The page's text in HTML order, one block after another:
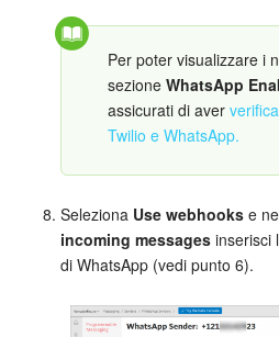
Per poter visualizzare i
sezione WhatsApp
assicurati di aver
Twilio e WhatsApp.
Seleziona Use webhooks e
incoming messages inserisci
di WhatsApp (vedi punto 6).